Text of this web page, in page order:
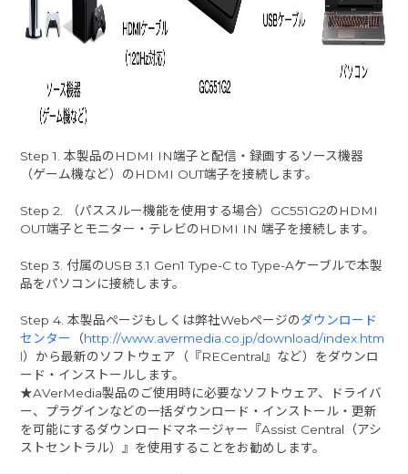
Step 1. 本製品のHDMI IN端子と配信・録画するソース機器
（ゲーム機など）のHDMI OUT端子を接続します。
Step 2. （パススルー機能を使用する場合）GC551G2のHDMI
OUT端子とモニター・テレビのHDMI IN 端子を接続します。
Step 3. 付属のUSB 3.1 Gen1 Type-C to Type-Aケーブルで本製
品をパソコンに接続します。
Step 4. 本製品ページもしくは弊社Webページのダウンロード
センター
（http://www.avermedia.co.jp/download/index.htm
l）から最新のソフトウェア（『RECentral』など）をダウンロ
ード・インストールします。
★AVerMedia製品のご使用時に必要なソフトウェア、ドライバ
ー、プラグインなどの一括ダウンロード・インストール・更新
を可能にするダウンロードマネージャー『Assist Central（アシ
ストセントラル）』を使用することをお勧めします。